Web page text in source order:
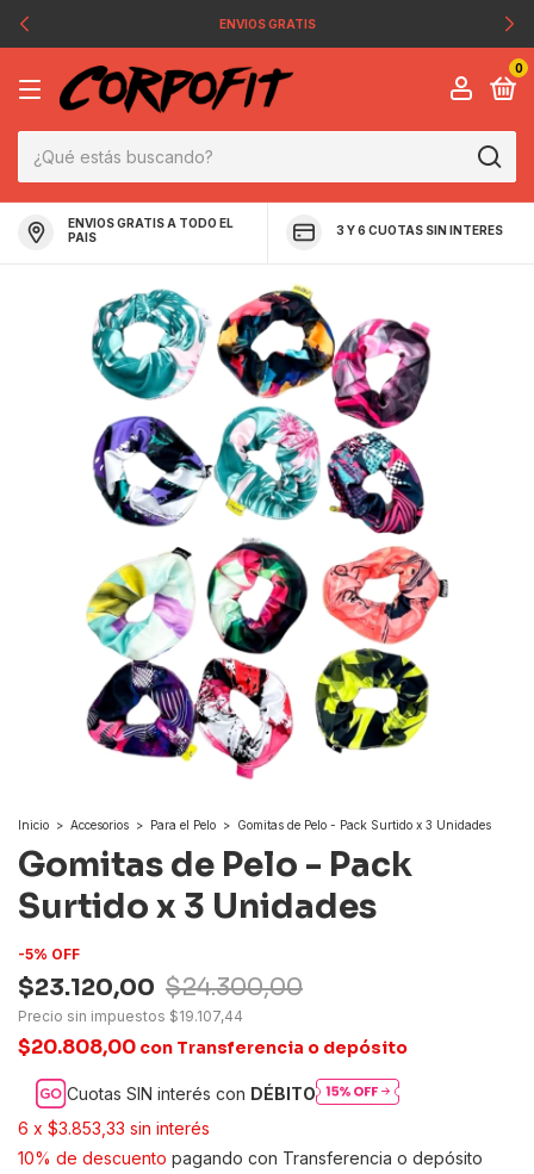
ENVIOS GRATIS
0
ENVIOS GRATIS A TODO EL
PAIS
3 Y 6 CUOTAS SIN INTERES
Inicio > Accesorios > Para el Pelo > Gomitas de Pelo - Pack Surtido x 3 Unidades
Gomitas de Pelo - Pack
Surtido x 3 Unidades
-5% OFF
$23.120,00 $24.300,00
Precio sin impuestos $19.107,44
$20.808,00 con Transferencia o depósito
Cuotas SIN interés con DÉBITO
6 x $3.853,33 sin interés
10% de descuento pagando con Transferencia o depósito